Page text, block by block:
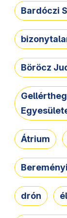
Bardóczi
Böröcz
Átrium
drón